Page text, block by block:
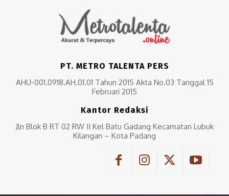
PT. METRO TALENTA PERS
AHU-001.0918.AH.01.01 Tahun 2015 Akta No.03 Tanggal 15
Februari 2015
Kantor Redaksi
Jln Blok B RT 02 RW II Kel Batu Gadang Kecamatan Lubuk
Kilangan – Kota Padang